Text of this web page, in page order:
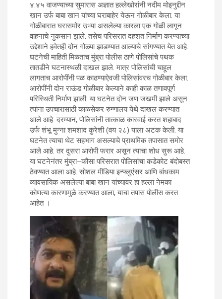
४.४५ वाजण्याच्या सुमारास अज्ञात हल्लेखोरांनी नदीम मोइनुद्दीन
खान उर्फ बाबा खान यांच्या घराबाहेर येऊन गोळीबार केला. या
गोळीबारात घरासमोर उभ्या असलेल्या कारला एक गोळी लागून
वाहनाचे नुकसान झाले. तसेच परिसरात दहशत निर्माण करण्याच्या
उद्देशाने हवेतही दोन गोळ्या झाडण्यात आल्याचे सांगण्यात येत आहे.
घटनेची माहिती मिळताच मुंब्रा पोलीस ठाणे पोलिसांचे पथक
तातडीने घटनास्थळी दाखल झाले. मात्र पोलिसांची चाहूल
लागताच आरोपींनी पळ काढण्याऐवजी पोलिसांवरच गोळीबार केला.
आरोपींनी दोन राऊंड गोळीबार केल्याने काही काळ तणावपूर्ण
परिस्थिती निर्माण झाली. या घटनेत दोन जण जखमी झाले असून
त्यांना उपचारासाठी काळसेकर रुग्णालय येथे दाखल करण्यात
आले आहे. दरम्यान, पोलिसांनी तात्काळ कारवाई करत शहाबाद
उर्फ शंभू मुन्ना शमशाद कुरेशी (वय २८) याला अटक केली. या
घटनेत त्याचा थेट सहभाग असल्याचे प्राथमिक तपासात समोर
आले आहे. तर दुसरा आरोपी फरार असून त्याचा शोध सुरू आहे.
या घटनेनंतर मुंब्रा–कौसा परिसरात पोलिसांचा कडेकोट बंदोबस्त
ठेवण्यात आला आहे. सोशल मीडिया इन्फ्लुएंसर आणि बांधकाम
व्यावसायिक असलेल्या बाबा खान यांच्यावर हा हल्ला नेमका
कोणत्या कारणामुळे करण्यात आला, याचा तपास पोलीस करत
आहेत ।